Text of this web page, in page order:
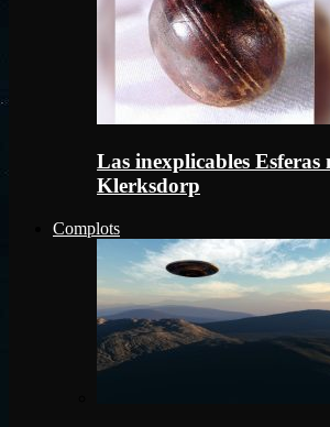
Las inexplicables Esferas
Klerksdorp
Complots